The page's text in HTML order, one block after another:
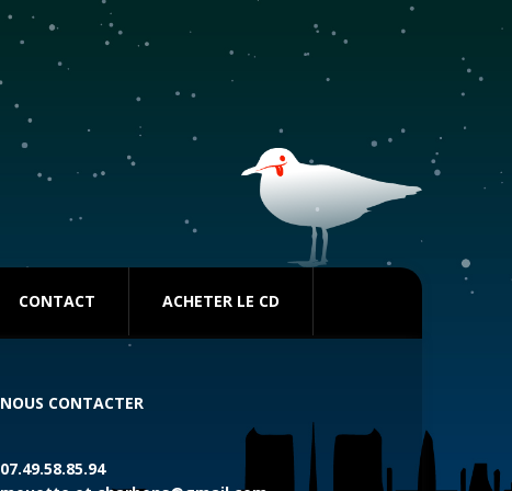
CONTACT ACHETER LE CD
NOUS CONTACTER
07.49.58.85.94